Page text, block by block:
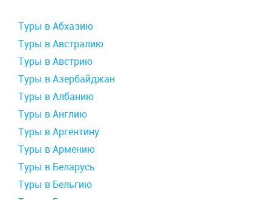
Туры в Абхазию
Туры в Австралию
Туры в Австрию
Туры в Азербайджан
Туры в Албанию
Туры в Англию
Туры в Аргентину
Туры в Армению
Туры в Беларусь
Туры в Бельгию